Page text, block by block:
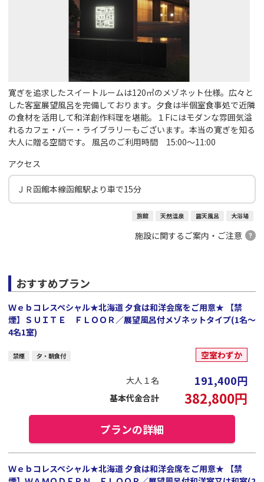
寛ぎを追求したスイートルームは120㎡のメゾネット仕様。広々と
した客室展望風呂を完備しております。夕食は半個室食事処で近隣
の食材を活用して和洋創作料理を堪能。１Fにはモダンな雰囲気溢
れるカフェ・バー・ライブラリーもございます。本当の寛ぎを知る
大人に贈る空間です。 風呂のご利用時間 15:00～11:00
アクセス
ＪＲ函館本線函館駅より車で15分
旅館 天然温泉 露天風呂 大浴場
施設に関するご案内・ご注意
おすすめプラン
Ｗｅｂコレスペシャル★北海道 夕食は和洋会席をご用意★ 【禁
煙】ＳＵＩＴＥ ＦＬＯＯＲ／展望風呂付メゾネットタイプ(1名～
4名1室)
禁煙 夕・朝食付 空室わずか
大人１名 191,400円
基本代金合計 382,800円
プランの詳細
Ｗｅｂコレスペシャル★北海道 夕食は和洋会席をご用意★ 【禁